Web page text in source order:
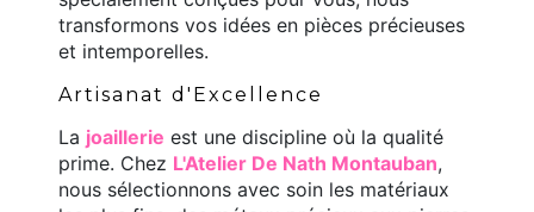
transformons vos idées en pièces précieuses
et intemporelles.
Artisanat d'Excellence
La joaillerie est une discipline où la qualité
prime. Chez L'Atelier De Nath Montauban,
nous sélectionnons avec soin les matériaux